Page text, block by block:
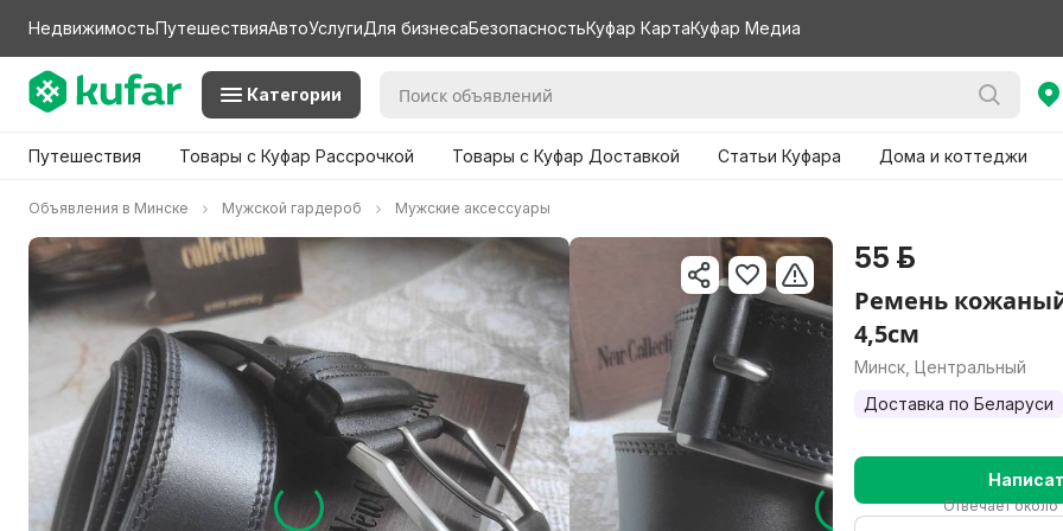
НедвижимостьПутешествияАвтоУслугиДля бизнесаБезопасностьКуфар КартаКуфар Медиа
Категории
Путешествия Товары с Куфар Рассрочкой Товары с Куфар Доставкой Статьи Куфара Дома и коттеджи
Объявления в Минске Мужской гардероб Мужские аксессуары
55 р.
Ремень
4,5см
Минск, Центральный
Доставка по Беларуси
Отвечает около